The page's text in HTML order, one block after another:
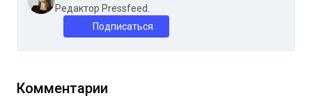
Редактор Pressfeed.
Подписаться
Комментарии